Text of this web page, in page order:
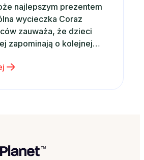
najlepszym prezentem
wycieczka Coraz
zauważa, że dzieci
zapominają o kolejnej
dlatego zamiast
wspomnienia i